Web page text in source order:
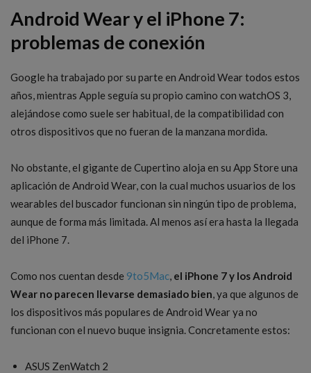
Android Wear y el iPhone 7:
problemas de conexión
Google ha trabajado por su parte en Android Wear todos estos
años, mientras Apple seguía su propio camino con watchOS 3,
alejándose como suele ser habitual, de la compatibilidad con
otros dispositivos que no fueran de la manzana mordida.
No obstante, el gigante de Cupertino aloja en su App Store una
aplicación de Android Wear, con la cual muchos usuarios de los
wearables del buscador funcionan sin ningún tipo de problema,
aunque de forma más limitada. Al menos así era hasta la llegada
del iPhone 7.
Como nos cuentan desde 9to5Mac, el iPhone 7 y los Android
Wear no parecen llevarse demasiado bien, ya que algunos de
los dispositivos más populares de Android Wear ya no
funcionan con el nuevo buque insignia. Concretamente estos:
ASUS ZenWatch 2